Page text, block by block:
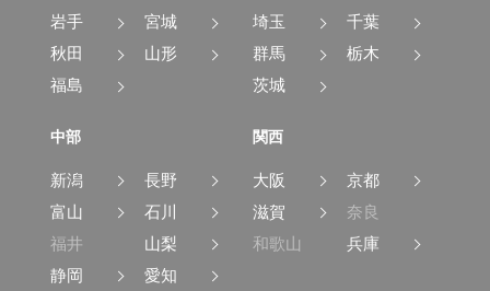
岩手
宮城
秋田
山形
福島
埼玉
千葉
群馬
栃木
茨城
中部
新潟
長野
富山
石川
福井
山梨
静岡
愛知
関西
大阪
京都
滋賀
奈良
和歌山
兵庫